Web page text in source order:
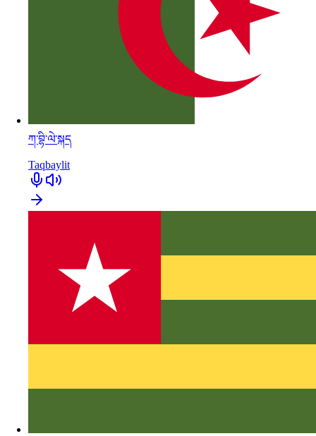
ཀ་བྷི་ལེ་སྐད
Taqbaylit